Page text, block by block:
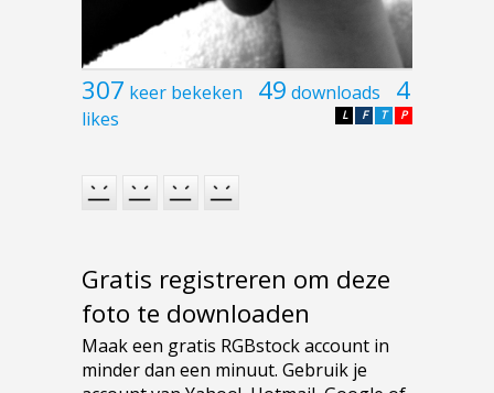
307 keer bekeken 49 downloads 4
likes P
T
F
L
Gratis registreren om deze
foto te downloaden